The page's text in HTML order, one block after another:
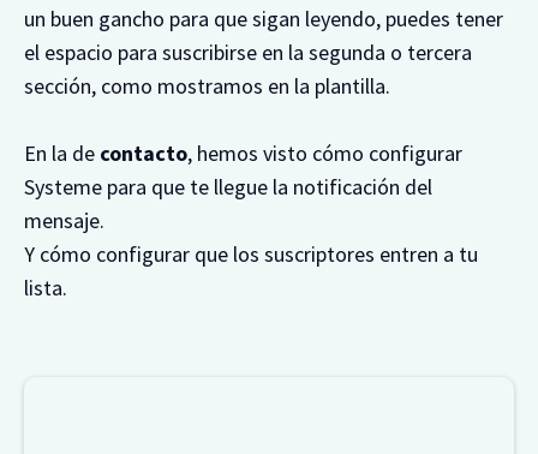
un buen gancho para que sigan leyendo, puedes tener
el espacio para suscribirse en la segunda o tercera
sección, como mostramos en la plantilla.
En la de contacto, hemos visto cómo configurar
Systeme para que te llegue la notificación del
mensaje.
Y cómo configurar que los suscriptores entren a tu
lista.